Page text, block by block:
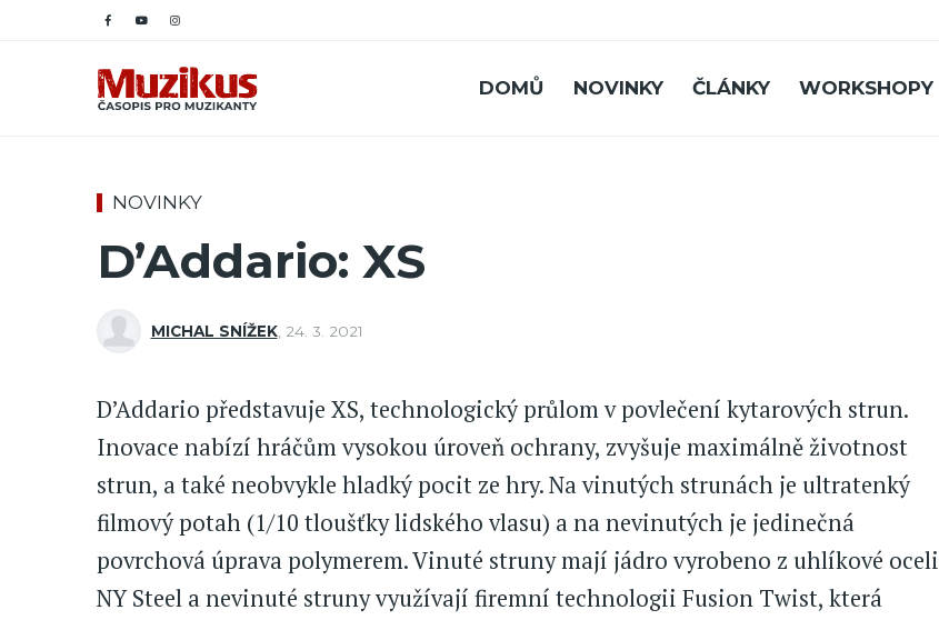
DOMŮ NOVINKY ČLÁNKY WORKSHOPY
NOVINKY
D’Addario: XS
MICHAL SNÍŽEK, 24. 3. 2021
D’Addario představuje XS, technologický průlom v povlečení kytarových strun.
Inovace nabízí hráčům vysokou úroveň ochrany, zvyšuje maximálně životnost
strun, a také neobvykle hladký pocit ze hry. Na vinutých strunách je ultratenký
filmový potah (1/10 tloušťky lidského vlasu) a na nevinutých je jedinečná
povrchová úprava polymerem. Vinuté struny mají jádro vyrobeno z uhlíkové oceli
NY Steel a nevinuté struny využívají firemní technologii Fusion Twist, která